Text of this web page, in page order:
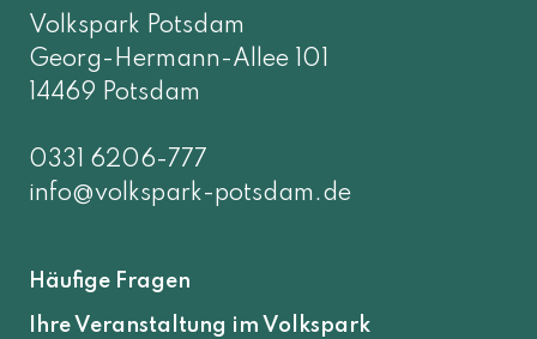
Volkspark Potsdam
Georg-Hermann-Allee 101
14469 Potsdam
0331 6206-777
info@volkspark-potsdam.de
Häufige Fragen
Ihre Veranstaltung im Volkspark